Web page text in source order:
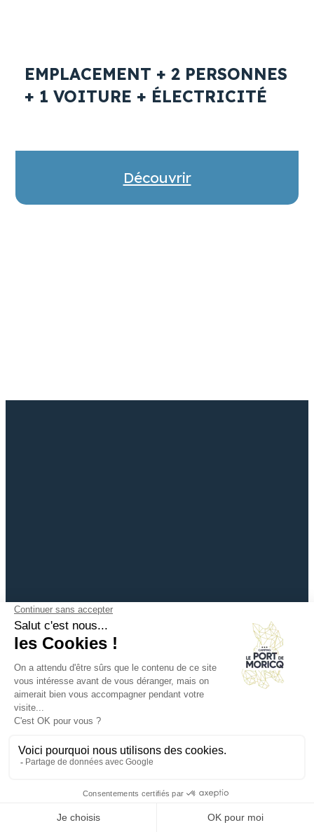
EMPLACEMENT + 2 PERSONNES
+ 1 VOITURE + ÉLECTRICITÉ
Découvrir
+33 (0)2 51 28 95 21
info@campingdemoricq.com
Vendée / Pays-de-la-Loire / France